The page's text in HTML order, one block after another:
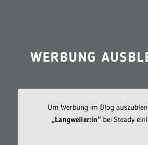
WERBUNG
Um Werbung im Blog
„Langweiler:in“bei Steady